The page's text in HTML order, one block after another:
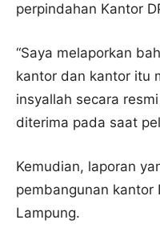
perpindahan Kantor
“Saya melaporkan
kantor dan kantor itu
insyallah secara
diterima pada saat
Kemudian, laporan
pembangunan kantor
Lampung.